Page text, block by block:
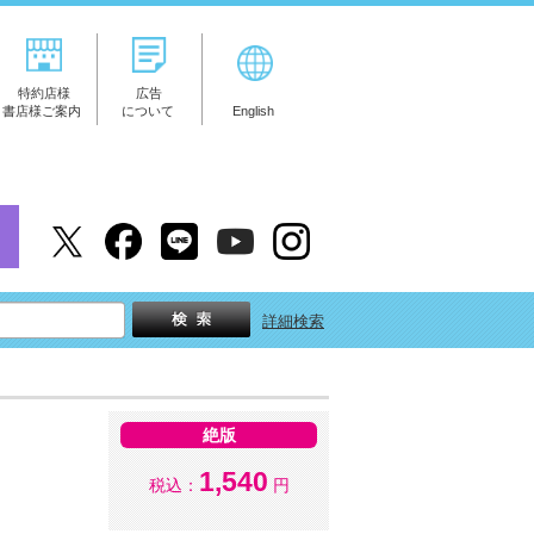
特約店様
書店様ご案内
広告
について
English
詳細検索
絶版
税込： 1,540 円